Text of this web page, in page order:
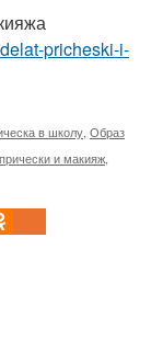
pricheski-i-
в школу Образ
и макияж